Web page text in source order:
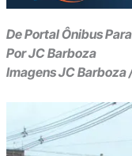
De Portal Ônibus
Por JC Barboza
Imagens JC Barboza